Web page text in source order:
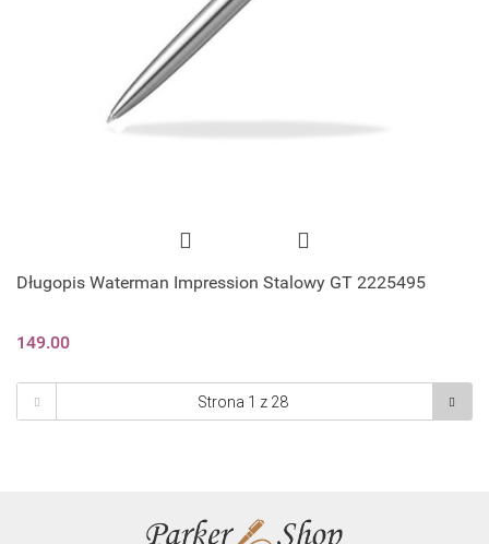
Długopis Waterman Impression Stalowy GT 2225495
149.00